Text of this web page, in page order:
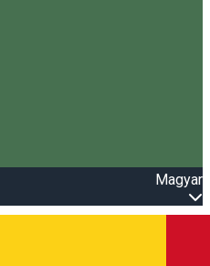
Magyar